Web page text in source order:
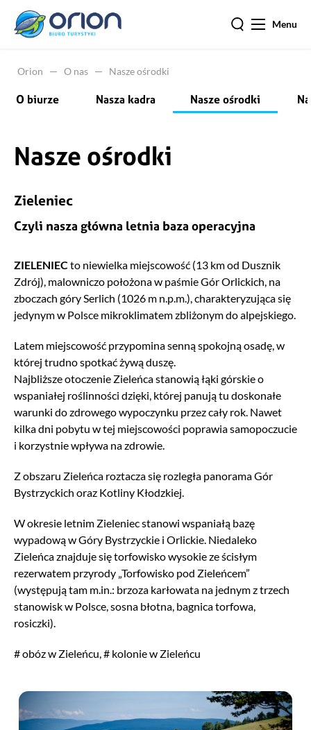
Menu
Orion O nas Nasze ośrodki
Nasze ośrodki
Zieleniec
Czyli nasza główna letnia baza operacyjna
ZIELENIECto niewielka miejscowość (13 km od Dusznik
Zdrój), malowniczo położona w paśmie Gór Orlickich, na
zboczach góry Serlich (1026 m n.p.m.), charakteryzująca się
jedynym w Polsce mikroklimatem zbliżonym do alpejskiego.
Latem miejscowość przypomina senną spokojną osadę, w
której trudno spotkać żywą duszę.
Najbliższe otoczenie Zieleńca stanowią łąki górskie o
wspaniałej roślinności dzięki, której panują tu doskonałe
warunki do zdrowego wypoczynku przez cały rok. Nawet
kilka dni pobytu w tej miejscowości poprawia samopoczucie
i korzystnie wpływa na zdrowie.
Z obszaru Zieleńca roztacza się rozległa panorama Gór
Bystrzyckich oraz Kotliny Kłodzkiej.
W okresie letnim Zieleniec stanowi wspaniałą bazę
wypadową w Góry Bystrzyckie i Orlickie. Niedaleko
Zieleńca znajduje się torfowisko wysokie ze ścisłym
rezerwatem przyrody „Torfowisko pod Zieleńcem”
(występują tam m.in.: brzoza karłowata na jednym z trzech
stanowisk w Polsce, sosna błotna, bagnica torfowa,
rosiczki).
# obóz w Zieleńcu, # kolonie w Zieleńcu
O biurze Nasza kadra Nasze ośrodki